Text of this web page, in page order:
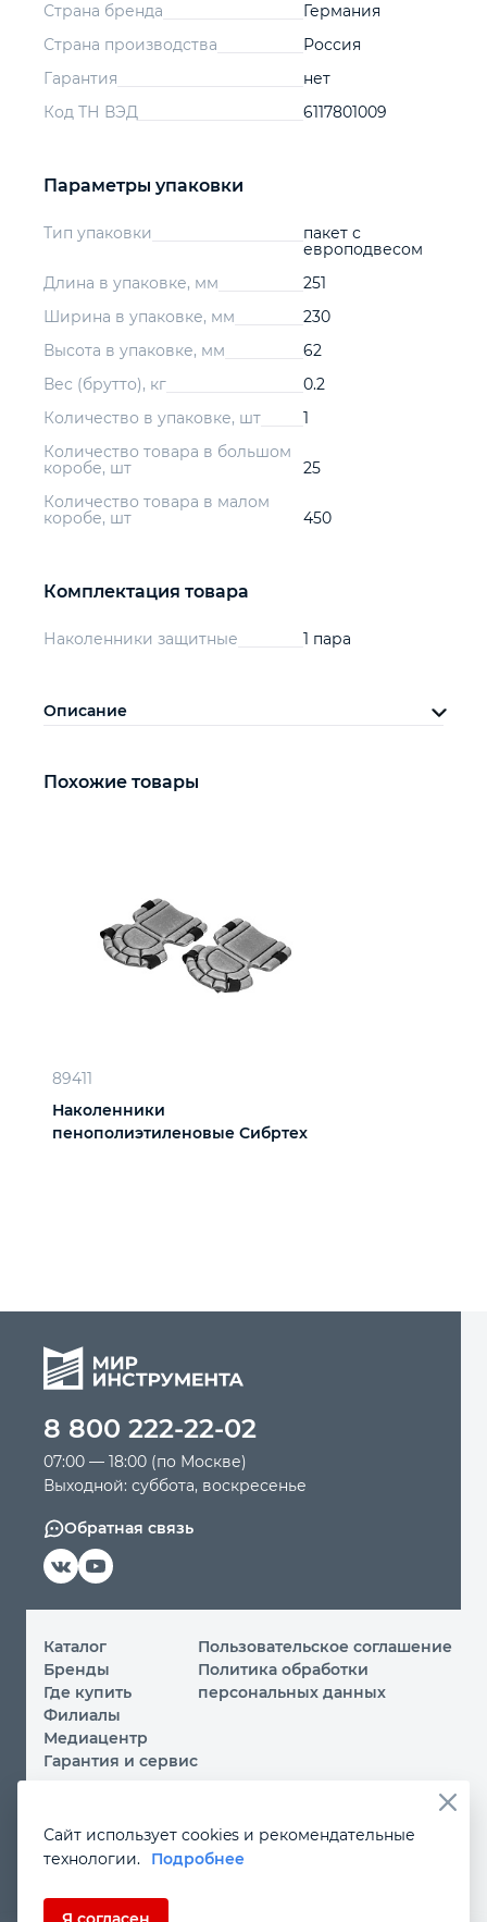
Страна бренда
Германия
Страна производства
Россия
Гарантия
нет
Код ТН ВЭД
6117801009
Параметры упаковки
Тип упаковки
пакет с
европодвесом
Длина в упаковке, мм
251
Ширина в упаковке, мм
230
Высота в упаковке, мм
62
Вес (брутто), кг
0.2
Количество в упаковке, шт
1
Количество товара в большом
коробе, шт
25
Количество товара в малом
коробе, шт
450
Комплектация товара
Наколенники защитные 1 пара
Описание
Похожие товары
89411
Наколенники
пенополиэтиленовые Сибртех
8 800 222-22-02
07:00 — 18:00 (по Москве)
Выходной: суббота, воскресенье
Обратная связь
Каталог
Бренды
Где купить
Филиалы
Медиацентр
Гарантия и сервис
Пользовательское соглашение
Политика обработки
персональных данных
Вы принимаете условияполитики обработки
персональных данныхипользовательского соглашения
данные в любой форме на сайте
Если Вы не даете согласия на обработку своих
Сайт использует cookies и рекомендательные
технологии.
Подробнее